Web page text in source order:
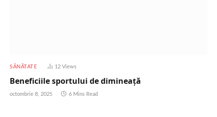
SĂNĂTATE 12Views
Beneficiile sportului de dimineață
octombrie 8, 2025 6 Mins Read